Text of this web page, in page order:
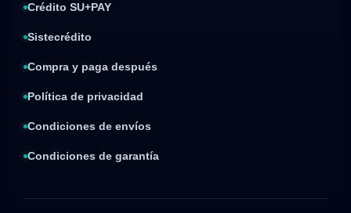
Crédito SU+PAY
Sistecrédito
Compra y paga después
Política de privacidad
Condiciones de envíos
Condiciones de garantía